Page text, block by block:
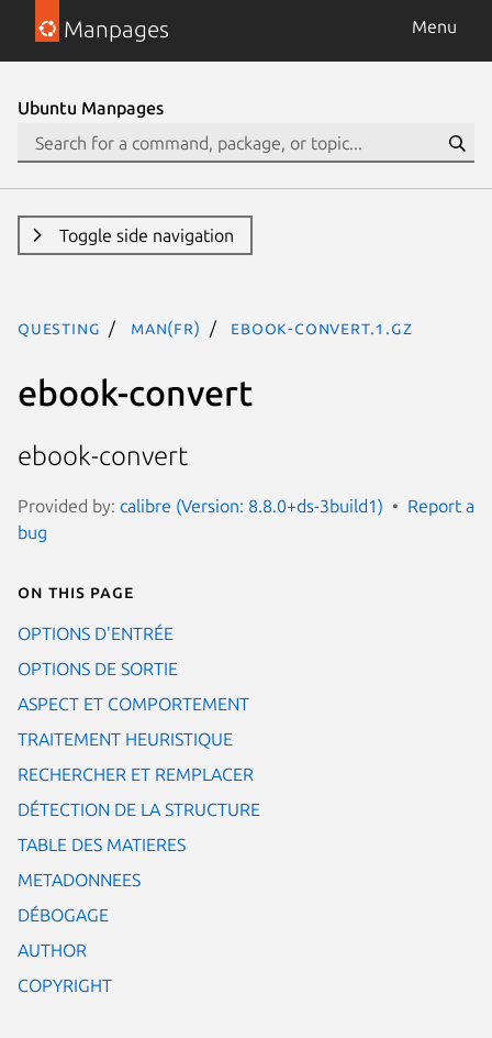
Manpages Menu
Ubuntu Manpages
Toggle side navigation
questing man(fr) ebook-convert.1.gz
ebook-convert
ebook-convert
Provided by: calibre (Version: 8.8.0+ds-3build1)
Report a
bug
On this page
OPTIONS D'ENTRÉE
OPTIONS DE SORTIE
ASPECT ET COMPORTEMENT
TRAITEMENT HEURISTIQUE
RECHERCHER ET REMPLACER
DÉTECTION DE LA STRUCTURE
TABLE DES MATIERES
METADONNEES
DÉBOGAGE
AUTHOR
COPYRIGHT